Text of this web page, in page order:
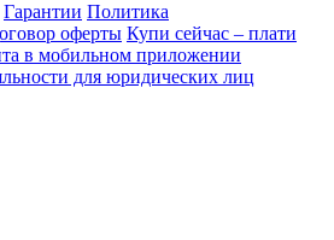
Гарантии Политика
оферты Купи сейчас – плати
в мобильном приложении
для юридических лиц